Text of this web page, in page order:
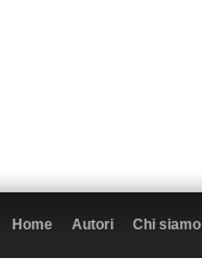
Home Autori Chi siamo